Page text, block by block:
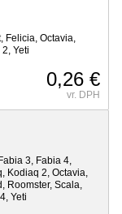
Felicia, Octavia,
Yeti
0,26 €
vr. DPH
3, Fabia 4,
Kodiaq 2, Octavia,
Roomster, Scala,
Yeti